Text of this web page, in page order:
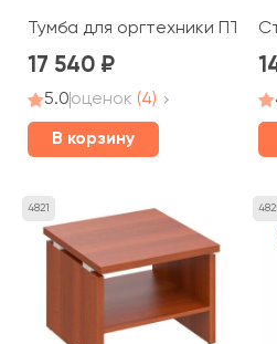
Тумба для оргтехники ПТ
17 540
5.0оценок (4)
В корзину
4821